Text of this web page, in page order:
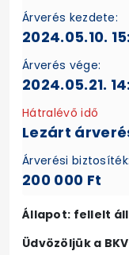
Árverés kezdete:
2024.05.10.
Árverés vége:
2024.05.21.
Hátralévő idő
Lezárt
Árverési biztosíték:
200 000 Ft
Állapot: fellelt
Üdvözöljük a